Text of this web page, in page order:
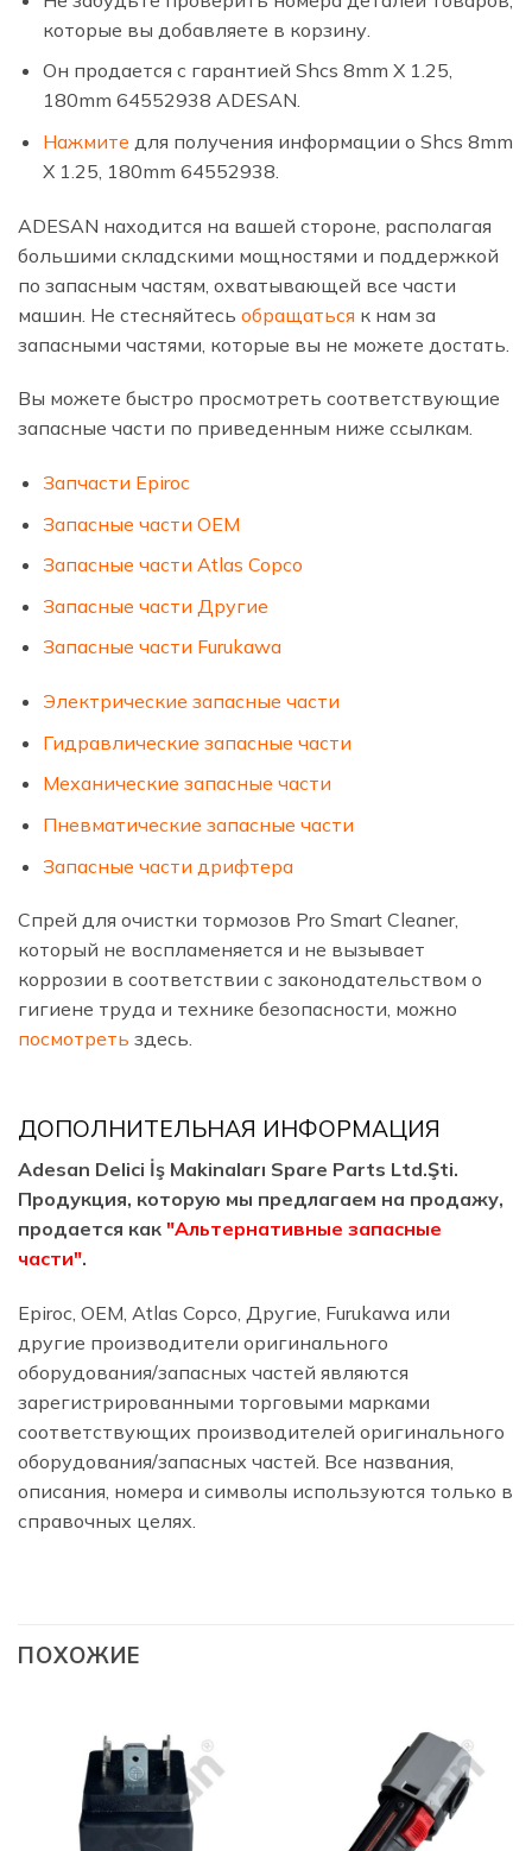
которые вы добавляете в корзину.
Он продается с гарантией Shcs 8mm X 1.25,
180mm 64552938 ADESAN.
Нажмите для получения информации о Shcs 8mm
X 1.25, 180mm 64552938.
ADESAN находится на вашей стороне, располагая
большими складскими мощностями и поддержкой
по запасным частям, охватывающей все части
машин. Не стесняйтесь обращаться к нам за
запасными частями, которые вы не можете достать.
Вы можете быстро просмотреть соответствующие
запасные части по приведенным ниже ссылкам.
Запчасти Epiroc
Запасные части OEM
Запасные части Atlas Copco
Запасные части Другие
Запасные части Furukawa
Электрические запасные части
Гидравлические запасные части
Механические запасные части
Пневматические запасные части
Запасные части дрифтера
Спрей для очистки тормозов Pro Smart Cleaner,
который не воспламеняется и не вызывает
коррозии в соответствии с законодательством о
гигиене труда и технике безопасности, можно
посмотреть здесь.
ДОПОЛНИТЕЛЬНАЯ ИНФОРМАЦИЯ
Adesan Delici İş Makinaları Spare Parts Ltd.Şti.
Продукция, которую мы предлагаем на продажу,
продается как "Альтернативные запасные
части".
Epiroc, OEM, Atlas Copco, Другие, Furukawa или
другие производители оригинального
оборудования/запасных частей являются
зарегистрированными торговыми марками
соответствующих производителей оригинального
оборудования/запасных частей. Все названия,
описания, номера и символы используются только в
справочных целях.
ПОХОЖИЕ